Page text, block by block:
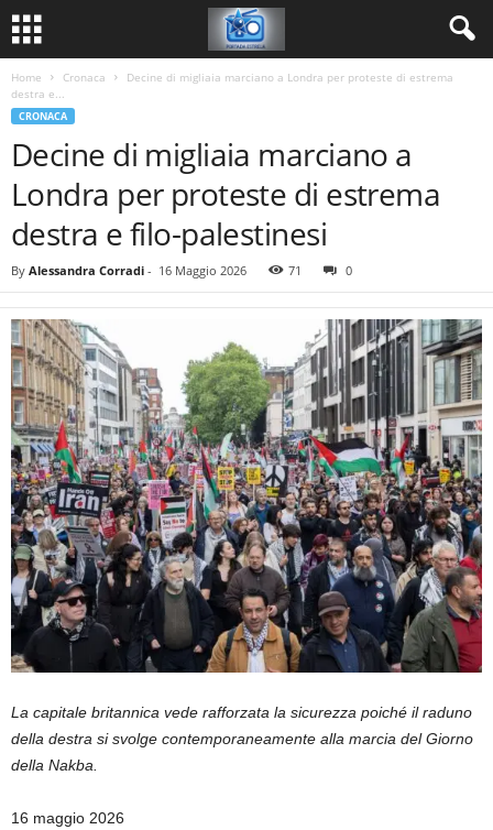
Home Cronaca
Decine di migliaia marciano a Londra per proteste di estrema
destra e...
CRONACA
Decine di migliaia marciano a
Londra per proteste di estrema
destra e filo-palestinesi
By Alessandra Corradi - 16 Maggio 2026 71 0
La capitale britannica vede rafforzata la sicurezza poiché il raduno
della destra si svolge contemporaneamente alla marcia del Giorno
della Nakba.
Pubblicato
16 maggio 2026